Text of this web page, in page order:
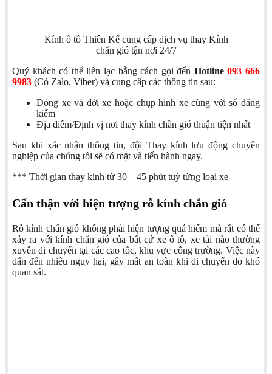
Kính ô tô Thiên Kế cung cấp dịch vụ thay Kính
chắn gió tận nơi 24/7
Quý khách có thể liên lạc bằng cách gọi đến Hotline093 666
9983 (Có Zalo, Viber) và cung cấp các thông tin sau:
Dòng xe và đời xe hoặc chụp hình xe cùng với sổ đăng
kiểm
Địa điểm/Định vị nơi thay kính chắn gió thuận tiện nhất
Sau khi xác nhận thông tin, đội Thay kính lưu động chuyên
nghiệp của chúng tôi sẽ có mặt và tiến hành ngay.
*** Thời gian thay kính từ 30 – 45 phút tuỳ từng loại xe
Cẩn thận với hiện tượng rỗ kính chắn gió
Rỗ kính chắn gió không phải hiện tượng quá hiếm mà rất có thể
xảy ra với kính chắn gió của bất cứ xe ô tô, xe tải nào thường
xuyên di chuyển tại các cao tốc, khu vực công trường. Việc này
dẫn đến nhiều nguy hại, gây mất an toàn khi di chuyển do khó
quan sát.